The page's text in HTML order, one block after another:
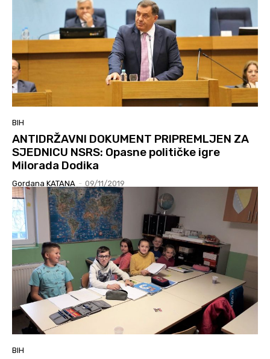
BIH
ANTIDRŽAVNI DOKUMENT PRIPREMLJEN ZA
SJEDNICU NSRS: Opasne političke igre
Milorada Dodika
Gordana KATANA - 09/11/2019
BIH